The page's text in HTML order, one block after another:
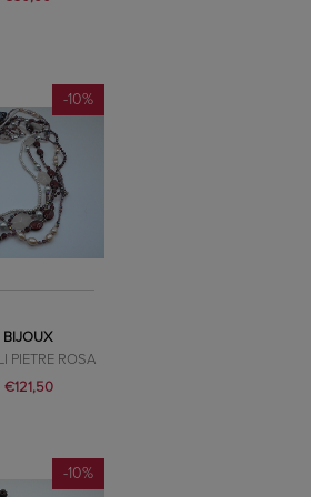
-10%
BIJOUX
PIETRE ROSA
€121,50
-10%